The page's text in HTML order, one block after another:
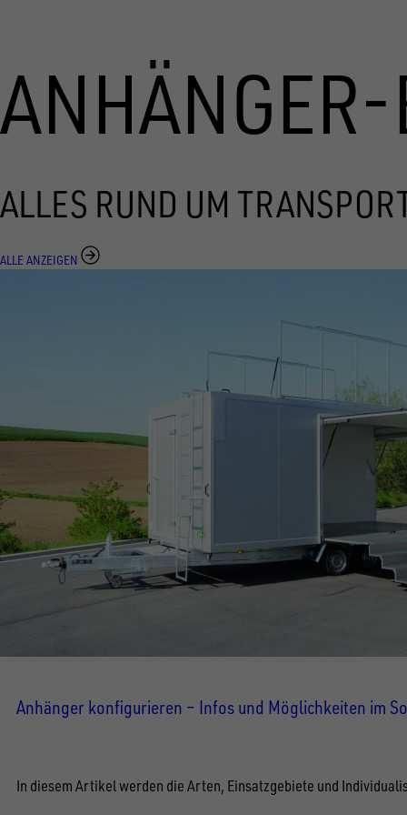
ALLES RUND UM
ALLE ANZEIGEN
Anhänger konfigurieren – Infos und Möglichkeiten im
In diesem Artikel werden die Arten, Einsatzgebiete und